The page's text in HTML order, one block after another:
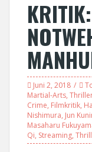
Juni 2, 2018
Martial-Arts,
Crime, Filmkritik,
Nishimura, Jun
Masaharu
Qi, Streaming,